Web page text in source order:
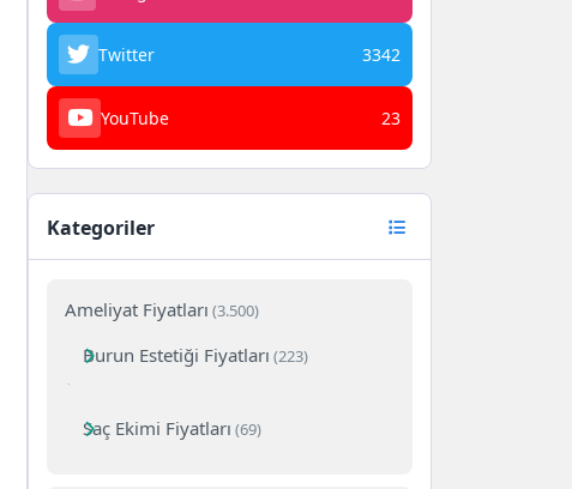
Twitter 3342
YouTube 23
Kategoriler
Ameliyat Fiyatları (3.500)
Burun Estetiği Fiyatları (223)
Saç Ekimi Fiyatları (69)